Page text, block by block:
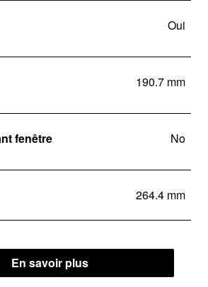
Oui
190.7 mm
fenêtre No
264.4 mm
En savoir plus